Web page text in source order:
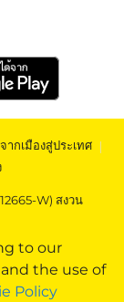
to our
and the use of
Policy
ากเมืองสู่ประเทศ |
W) สงวน